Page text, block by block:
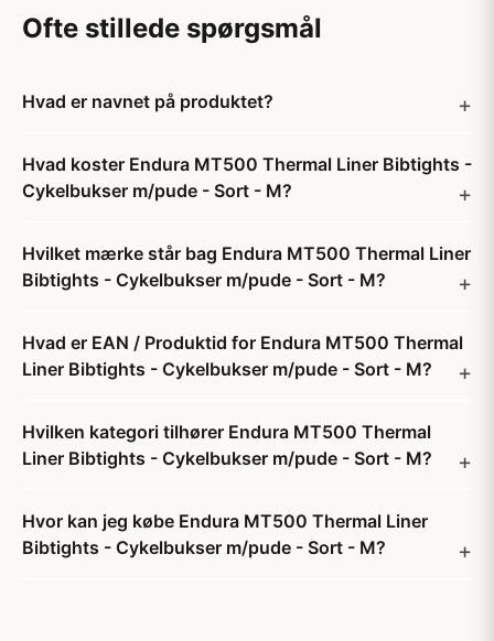
Ofte stillede spørgsmål
Hvad er navnet på produktet?
Hvad koster Endura MT500 Thermal Liner Bibtights -
Cykelbukser m/pude - Sort - M?
Hvilket mærke står bag Endura MT500 Thermal Liner
Bibtights - Cykelbukser m/pude - Sort - M?
Hvad er EAN / Produktid for Endura MT500 Thermal
Liner Bibtights - Cykelbukser m/pude - Sort - M?
Hvilken kategori tilhører Endura MT500 Thermal
Liner Bibtights - Cykelbukser m/pude - Sort - M?
Hvor kan jeg købe Endura MT500 Thermal Liner
Bibtights - Cykelbukser m/pude - Sort - M?